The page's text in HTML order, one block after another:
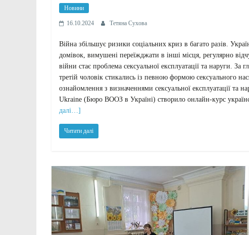
Новини
16.10.2024 Тетяна Сухова
Війна збільшує ризики соціальних криз в багато разів.
домівок, вимушені переїжджати в інші місця, регулярно
війни стає проблема сексуальної експлуатації та наруги.
третій чоловік стикались із певною формою сексуального
ознайомлення з визначеннями сексуальної експлуатації
Ukraine (Бюро ВООЗ в Україні) створило онлайн-курс
далі…]
Читати далі